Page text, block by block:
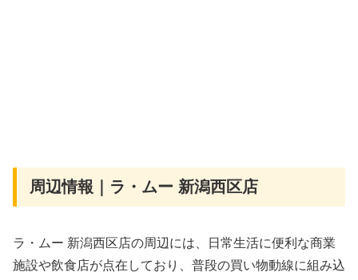
周辺情報｜ラ・ムー 新潟西区店
ラ・ムー 新潟西区店の周辺には、日常生活に便利な商業
施設や飲食店が点在しており、普段の買い物動線に組み込